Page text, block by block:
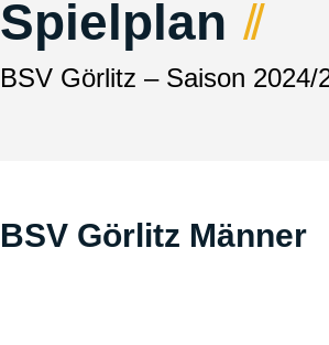
Spielplan
BSV Görlitz – Saison 2024/
BSV Görlitz Männer